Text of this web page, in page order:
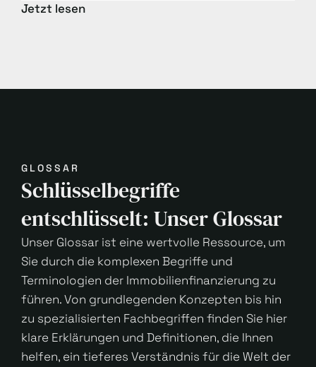
Jetzt lesen
GLOSSAR
Schlüsselbegriffe
entschlüsselt: Unser Glossar
Unser Glossar ist eine wertvolle Ressource, um
Sie durch die komplexen Begriffe und
Terminologien der Immobilienfinanzierung zu
führen. Von grundlegenden Konzepten bis hin
zu spezialisierten Fachbegriffen finden Sie hier
klare Erklärungen und Definitionen, die Ihnen
helfen, ein tieferes Verständnis für die Welt der